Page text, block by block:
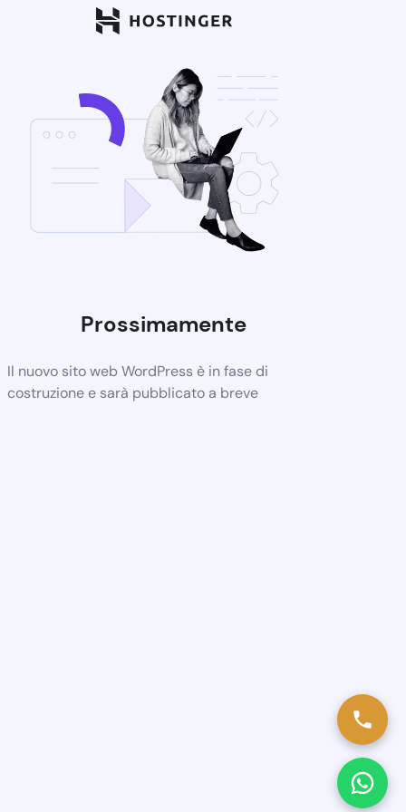
Prossimamente
Il nuovo sito web WordPress è in fase di
costruzione e sarà pubblicato a breve